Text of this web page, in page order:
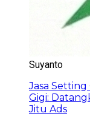
Suyanto
Jasa
Gigi:
Jitu Ads